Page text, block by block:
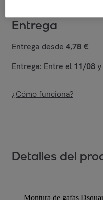
Entrega
Entrega desde 4,78 €
Entrega: Entre el 11/08
¿Cómo funciona?
Detalles del
Montura de gafas